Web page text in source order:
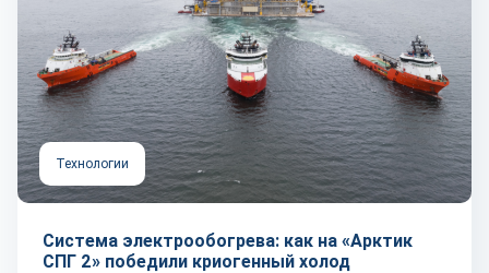
Технологии
Система электрообогрева: как на «Арктик
СПГ 2» победили криогенный холод